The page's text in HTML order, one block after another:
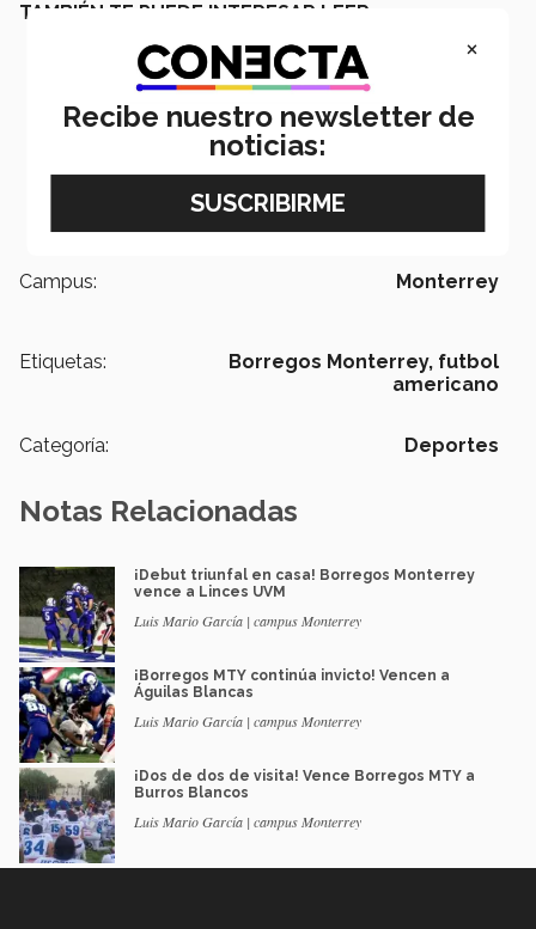
TAMBIÉN TE PUEDE INTERESAR LEER:
Campus: Monterrey
Etiquetas: Borregos Monterrey, futbol
americano
Categoría: Deportes
Notas Relacionadas
¡Debut triunfal en casa! Borregos Monterrey
vence a Linces UVM
Luis Mario García | campus Monterrey
¡Borregos MTY continúa invicto! Vencen a
Águilas Blancas
Luis Mario García | campus Monterrey
¡Dos de dos de visita! Vence Borregos MTY a
Burros Blancos
Luis Mario García | campus Monterrey
×
Recibe nuestro newsletter de
noticias: